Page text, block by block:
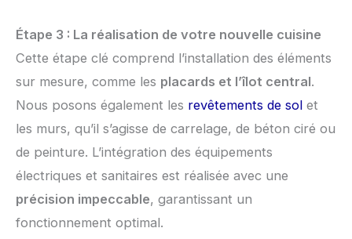
Étape 3 : La réalisation de votre nouvelle cuisine
Cette étape clé comprend l’installation des éléments
sur mesure, comme les placards et l’îlot central.
Nous posons également les revêtements de sol et
les murs, qu’il s’agisse de carrelage, de béton ciré ou
de peinture. L’intégration des équipements
électriques et sanitaires est réalisée avec une
précision impeccable, garantissant un
fonctionnement optimal.